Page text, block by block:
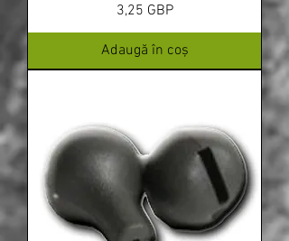
Preț
3,25 GBP
Adaugă în coș